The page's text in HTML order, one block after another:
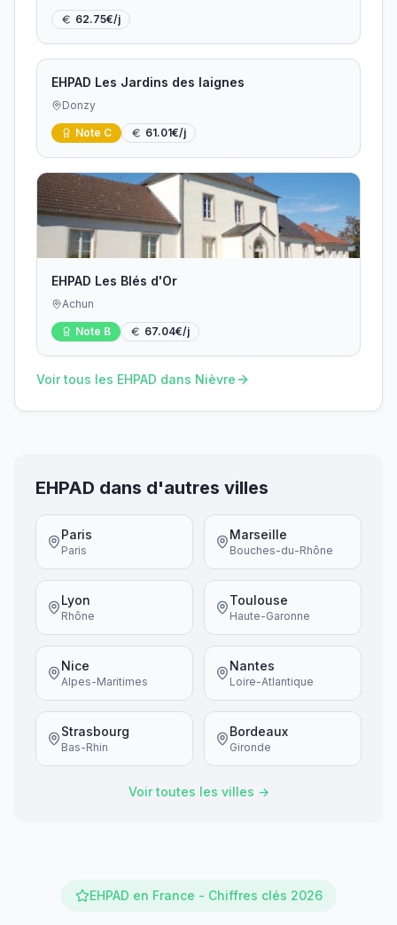
62.75€/j
EHPAD Les Jardins des laignes
Donzy
Note C 61.01€/j
EHPAD Les Blés d'Or
Achun
Note B 67.04€/j
Voir tous les EHPAD dans Nièvre
EHPAD dans d'autres villes
Paris
Paris
Marseille
Bouches-du-Rhône
Lyon
Rhône
Toulouse
Haute-Garonne
Nice
Alpes-Maritimes
Nantes
Loire-Atlantique
Strasbourg
Bas-Rhin
Bordeaux
Gironde
Voir toutes les villes →
EHPAD en France - Chiffres clés 2026